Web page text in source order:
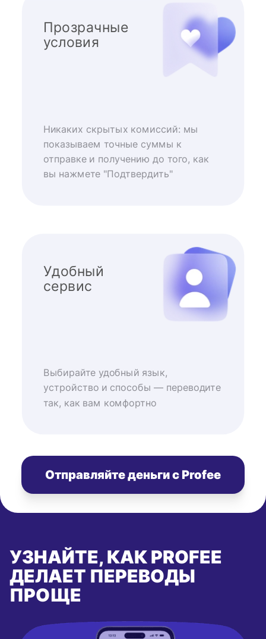
Прозрачные
условия
Никаких скрытых комиссий: мы
показываем точные суммы к
отправке и получению до того, как
вы нажмете "Подтвердить"
Удобный
сервис
Выбирайте удобный язык,
устройство и способы — переводите
так, как вам комфортно
Отправляйте деньги с Profee
УЗНАЙТЕ, КАК PROFEE
ДЕЛАЕТ ПЕРЕВОДЫ
ПРОЩЕ